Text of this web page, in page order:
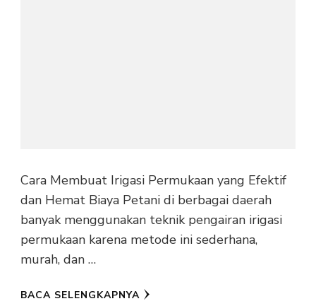
Cara Membuat Irigasi Permukaan yang Efektif
dan Hemat Biaya Petani di berbagai daerah
banyak menggunakan teknik pengairan irigasi
permukaan karena metode ini sederhana,
murah, dan …
BACA SELENGKAPNYA